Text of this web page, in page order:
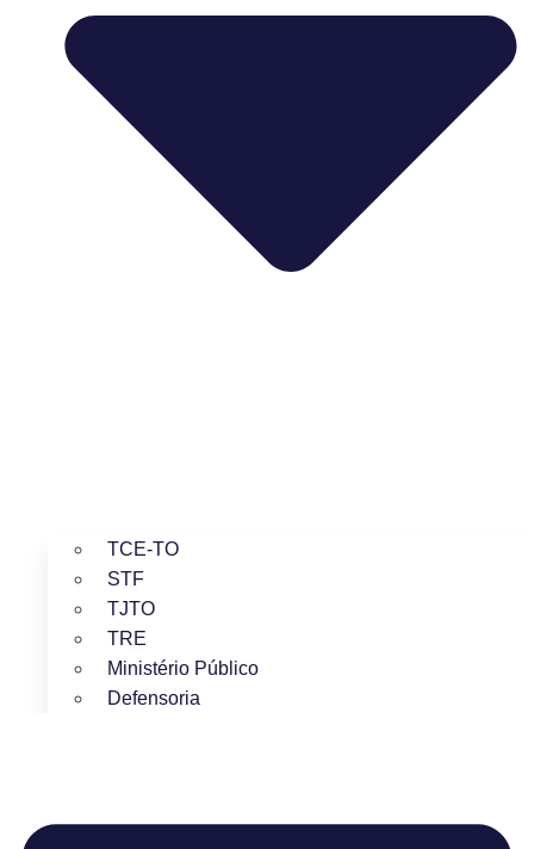
TCE-TO
STF
TJTO
TRE
Ministério Público
Defensoria